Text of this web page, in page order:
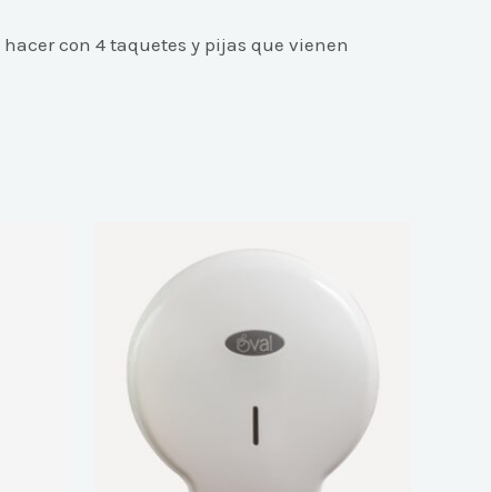
con 4 taquetes y pijas que vienen